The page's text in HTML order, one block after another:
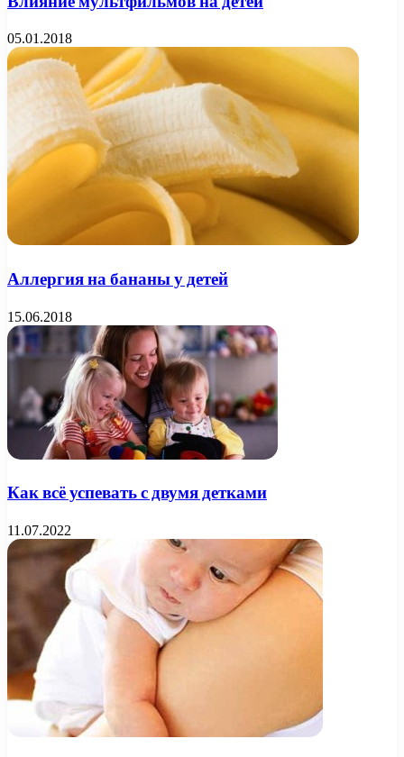
05.01.2018
Аллергия на бананы у детей
15.06.2018
Как всё успевать с двумя детками
11.07.2022